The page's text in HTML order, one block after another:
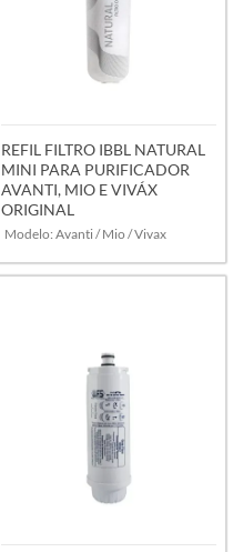
REFIL FILTRO IBBL NATURAL
MINI PARA PURIFICADOR
AVANTI, MIO E VIVÁX
ORIGINAL
Modelo: Avanti / Mio / Vivax